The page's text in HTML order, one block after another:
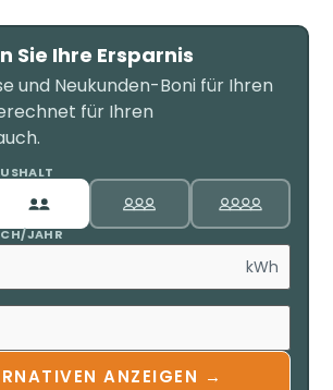
Sie Ihre Ersparnis
und Neukunden-Boni für Ihren
für Ihren
JAHR
kWh
ANZEIGEN →